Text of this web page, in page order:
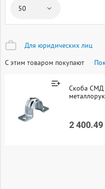
Для юридических лиц
С этим товаром покупают
Скоба СМД
2 400.49